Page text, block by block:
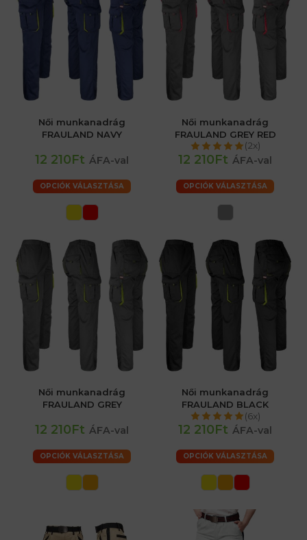
Női munkanadrág
FRAULAND NAVY
12 210Ft ÁFA-val
OPCIÓK VÁLASZTÁSA
Női munkanadrág
FRAULAND GREY RED
(2x)
12 210Ft ÁFA-val
OPCIÓK VÁLASZTÁSA
Női munkanadrág
FRAULAND GREY
12 210Ft ÁFA-val
OPCIÓK VÁLASZTÁSA
Női munkanadrág
FRAULAND BLACK
(6x)
12 210Ft ÁFA-val
OPCIÓK VÁLASZTÁSA